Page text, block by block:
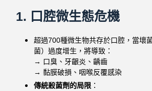
1. 口腔微生態危機
超過700種微生物共存於口腔，當壞
菌）過度增生，將導致：
→ 口臭、牙齦炎、齲齒
→ 黏膜破損、咽喉反覆感染
傳統殺菌劑的局限 ：